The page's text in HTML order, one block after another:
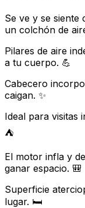
Se ve y se siente
un colchón de
Pilares de aire
a tu cuerpo. 💪
Cabecero
caigan. ✨
Ideal para visitas
⛺
El motor infla y
ganar espacio. 🎒
Superficie
lugar. 🛏️